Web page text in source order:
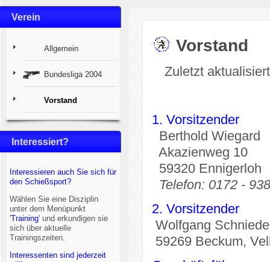
Verein
Allgemein
Bundesliga 2004
Vorstand
Interessiert?
Interessieren auch Sie sich für
den Schießsport?
Wählen Sie eine Disziplin
unter dem Menüpunkt
'Training' und erkundigen sie
sich über aktuelle
Trainingszeiten.
Interessenten sind jederzeit
Vorstand
Zuletzt
1. Vorsitzender
Berthold Wiegard
Akazienweg 10
59320 Ennigerloh
Telefon: 0172 -
2. Vorsitzender
Wolfgang
59269 Beckum,